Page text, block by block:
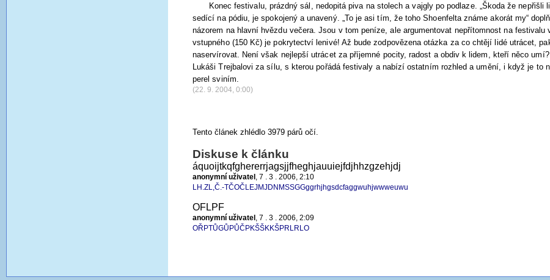
Konec festivalu, prázdný sál, nedopitá piva na stolech a vajgly po podlaze. „Škoda že nepřišli
sedící na pódiu, je spokojený a unavený. „To je asi tím, že toho Shoenfelta známe akorát my“
názorem na hlavní hvězdu večera. Jsou v tom peníze, ale argumentovat nepřítomnost na festivalu
vstupného (150 Kč) je pokrytectví lenivé! Až bude zodpovězena otázka za co chtějí lidé utrácet,
naservírovat. Není však nejlepší utrácet za příjemné pocity, radost a obdiv k lidem, kteří něco
Lukáši Trejbalovi za sílu, s kterou pořádá festivaly a nabízí ostatním rozhled a umění, i když je to
perel sviním.
(22. 9. 2004, 0:00)
Tento článek zhlédlo 3979 párů očí.
Diskuse k článku
áquoijtkqfghererrjagsjjfheghjauuiejfdjhhzgzehjdj
anonymní uživatel , 7 . 3 . 2006, 2:10
LH.ZL,Č.-TČOČLEJMJDNMSSGGggrhjhgsdcfaggwuhjwwweuwu
OFLPF
anonymní uživatel , 7 . 3 . 2006, 2:09
OŘPTŮGŮPŮČPKŠŠKKŠPRLRLO